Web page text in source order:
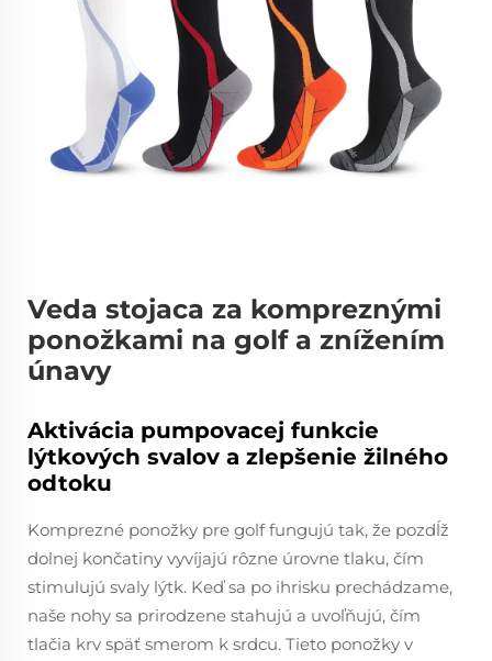
Veda stojaca za kompreznými
ponožkami na golf a znížením
únavy
Aktivácia pumpovacej funkcie
lýtkových svalov a zlepšenie žilného
odtoku
Komprezné ponožky pre golf fungujú tak, že pozdĺž
dolnej končatiny vyvíjajú rôzne úrovne tlaku, čím
stimulujú svaly lýtk. Keď sa po ihrisku prechádzame,
naše nohy sa prirodzene stahujú a uvoľňujú, čím
tlačia krv späť smerom k srdcu. Tieto ponožky v